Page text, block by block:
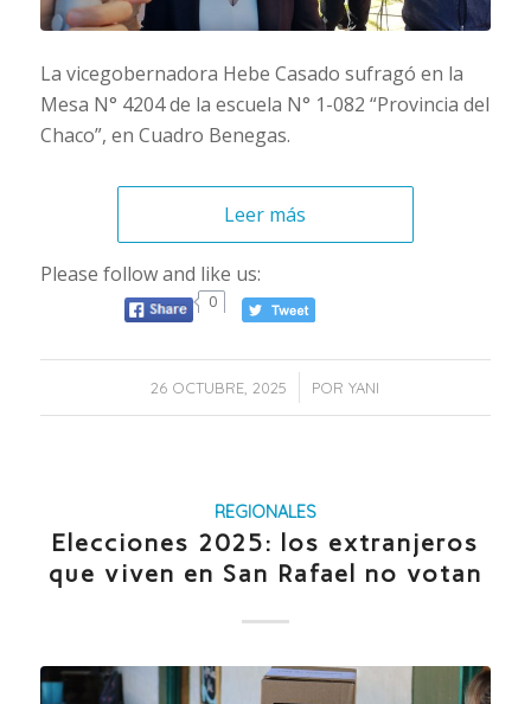
La vicegobernadora Hebe Casado sufragó en la
Mesa N° 4204 de la escuela N° 1-082 “Provincia del
Chaco”, en Cuadro Benegas.
Leer más
Please follow and like us:
0
26 OCTUBRE, 2025
/ PORYANI
REGIONALES
Elecciones 2025: los extranjeros
que viven en San Rafael no votan